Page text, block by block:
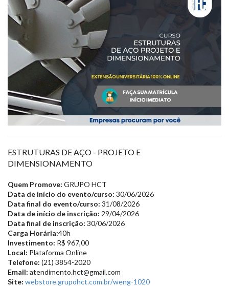
ESTRUTURAS DE AÇO - PROJETO E
DIMENSIONAMENTO
Quem Promove: GRUPO HCT
Data de início do evento/curso: 30/06/2026
Data final do evento/curso: 31/08/2026
Data de início de inscrição: 29/04/2026
Data final de inscrição: 30/06/2026
Carga Horária:40h
Investimento: R$ 967,00
Local: Plataforma Online
Telefone: (21) 3854-2020
Email: atendimento.hct@gmail.com
Site: webstore.grupohct.com.br/weng-1020